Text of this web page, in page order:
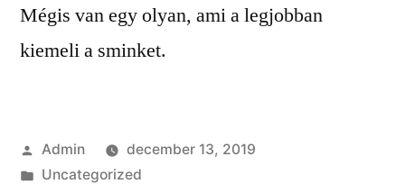
Mégis van egy olyan, ami a legjobban
kiemeli a sminket.
Szerző:
Admin
december 13, 2019
Kategória:
Uncategorized